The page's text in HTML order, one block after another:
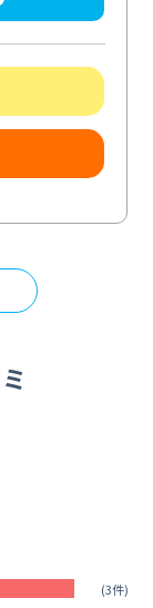
(3件)